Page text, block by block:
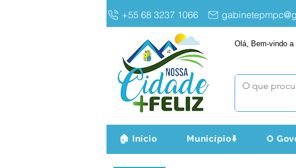
+55 68 3237 1066
Olá, Bem-vindo
🏠 Início Município⬇️ O